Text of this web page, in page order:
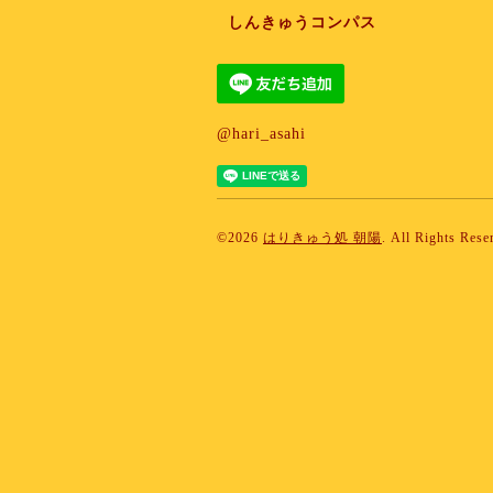
しんきゅうコンパス
@hari_asahi
©2026 はりきゅう処 朝陽. All Rights